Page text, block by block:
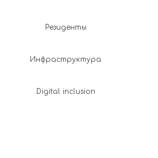
Резиденты
Инфраструктура
Digital inclusion